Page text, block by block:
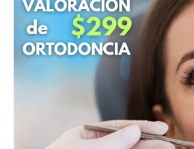
de
ortodoncia
$299